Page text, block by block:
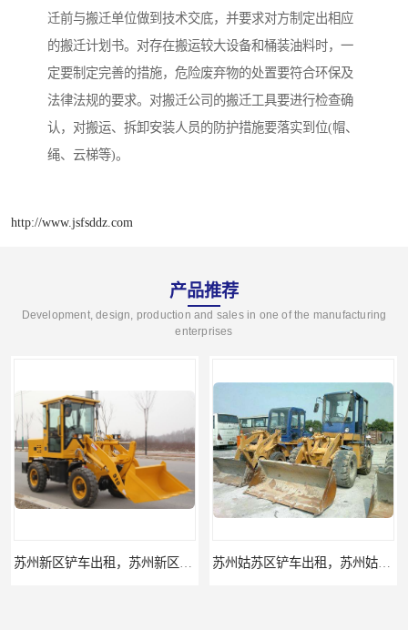
迁前与搬迁单位做到技术交底，并要求对方制定出相应
的搬迁计划书。对存在搬运较大设备和桶装油料时，一
定要制定完善的措施，危险废弃物的处置要符合环保及
法律法规的要求。对搬迁公司的搬迁工具要进行检查确
认，对搬运、拆卸安装人员的防护措施要落实到位(帽、
绳、云梯等)。
http://www.jsfsddz.com
产品推荐
Development, design, production and sales in one of the manufacturing
enterprises
苏州新区铲车出租，苏州新区装载机出租 苏州姑苏区铲车出租，苏州姑苏区装载机出租